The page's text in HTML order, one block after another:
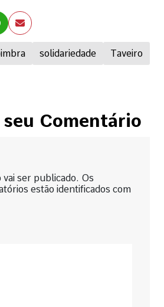
solidariedade Taveiro
seu Comentário
vai ser publicado. Os
estão identificados com